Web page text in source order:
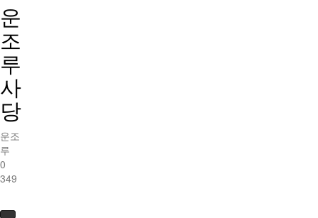
운
조
루
사
당
운조
루
0
349